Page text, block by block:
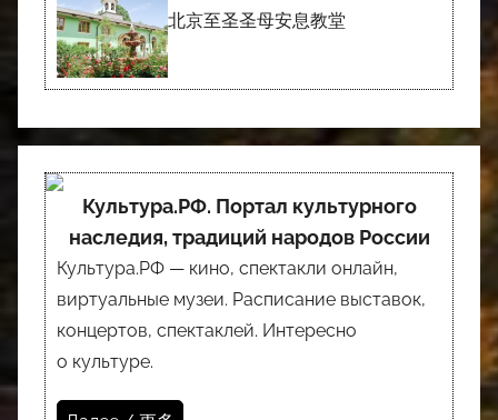
北京至圣圣母安息教堂
Культура.РФ. Портал культурного
наследия, традиций народов России
Культура.РФ — кино, спектакли онлайн,
виртуальные музеи. Расписание выставок,
концертов, спектаклей. Интересно
о культуре.